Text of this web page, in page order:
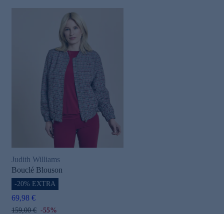
Judith Williams
Bouclé Blouson
-20% EXTRA
69,98 €
159,00 € -55%